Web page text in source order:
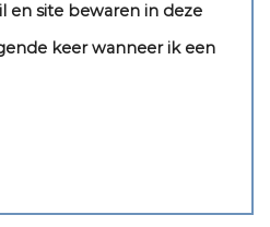
en site bewaren in deze
keer wanneer ik een